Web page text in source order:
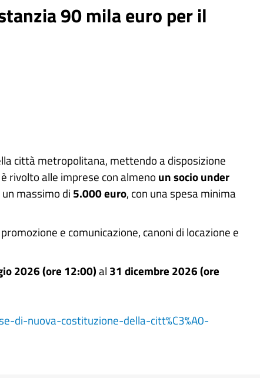
90 mila euro per il
città metropolitana, mettendo a disposizione
rivolto alle imprese con almeno un socio under
un massimo di 5.000 euro, con una spesa minima
e comunicazione, canoni di locazione e
2026 (ore 12:00)al 31 dicembre 2026 (ore
di-nuova-costituzione-della-citt%C3%A0-